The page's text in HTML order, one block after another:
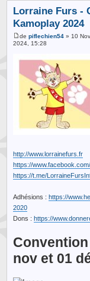
Lorraine Furs -
Kamoplay 2024
depiflechien54 » 10 Nov
2024, 15:28
http://www.lorrainefurs.fr
https://
https://t.me/
Adhésions :https://
2020
Dons :https://
nov et 01